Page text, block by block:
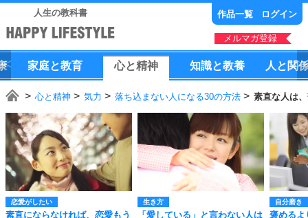
人生の教科書 作品一覧 ログイン
メルマガ登録
家庭と教育 心と精神 知識と教養 人 と 関
心と精神 気力 落ち込まない人になる30の方法 素直な人は
恋愛がしたい
素直にならなければ、恋愛もう
生き方
「愛している」と言わない人は
自分磨き
褒めるよ